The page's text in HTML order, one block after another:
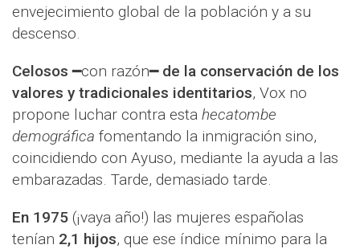
envejecimiento global de la población y a su
descenso.
Celosos ━con razón━ de la conservación de los
valores y tradicionales identitarios, Vox no
propone luchar contra esta hecatombe
demográfica fomentando la inmigración sino,
coincidiendo con Ayuso, mediante la ayuda a las
embarazadas. Tarde, demasiado tarde.
En 1975 (¡vaya año!) las mujeres españolas
tenían 2,1 hijos, que ese índice mínimo para la